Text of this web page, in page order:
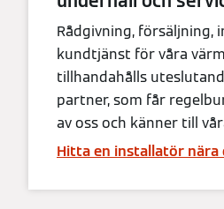
Rådgivning, försäljning,
kundtjänst för våra
tillhandahålls
partner, som får
av oss och känner till
Hitta en installatör nära